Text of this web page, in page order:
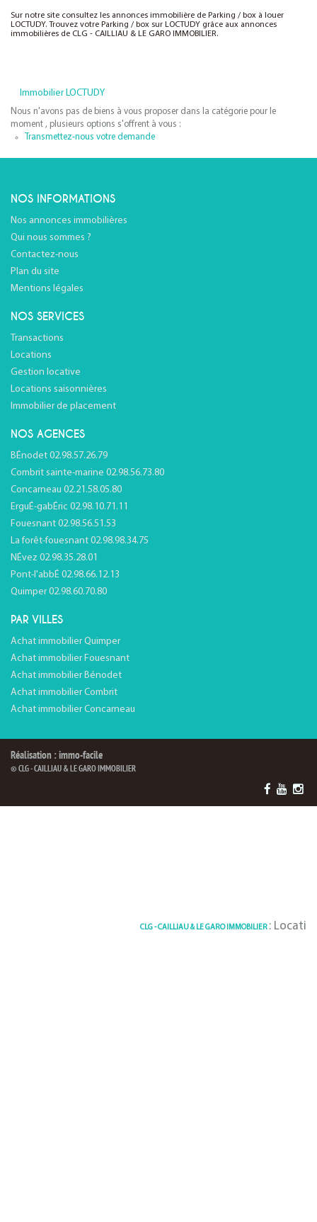
Sur notre site consultez les annonces immobilière de Parking / box à louer
LOCTUDY. Trouvez votre Parking / box sur LOCTUDY grâce aux annonces
immobilières de CLG - CAILLIAU & LE GARO IMMOBILIER.
Immobilier LOCTUDY
Nous n'avons pas de biens à vous proposer dans la catégorie pour le
moment , plusieurs options s'offrent à vous :
Transmettez-nous votre demande
NOS INFORMATIONS
Nos annonces immobilières
Qui nous sommes ?
Contactez-nous
Plan du site
Mentions légales
NOS SERVICES
Transactions
Locations
Gestion locative
Locations saisonnières
Immobilier de placement
NOS AGENCES
BÉnodet 02.98.57.26.79
Combrit sainte-marine 02.98.56.73.80
Concarneau 02.21.58.05.80
ErguÉ-gabÉric 02.98.10.71.11
Fouesnant 02.98.56.51.53
La forêt-fouesnant 02.98.98.34.75
NÉvez 02.98.35.28.01
Pont-l'abbÉ 02.98.66.12.13
Quimper 02.98.60.70.80
PAR VILLES
Achat immobilier Quimper
Achat immobilier Fouesnant
Achat immobilier Bénodet
Achat immobilier Combrit
Achat immobilier Concarneau
Réalisation : immo-facile
© CLG - CAILLIAU & LE GARO IMMOBILIER
CLG - CAILLIAU & LE GARO IMMOBILIER: Location